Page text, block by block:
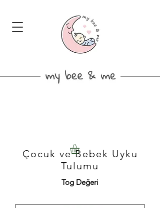
​Çocuk ve Bebek Uyku
Tulumu
Tog Değeri